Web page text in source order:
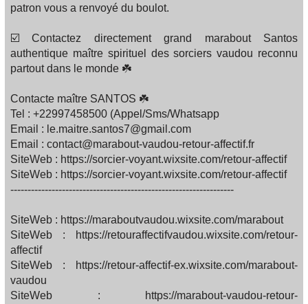
patron vous a renvoyé du boulot.
☑️ Contactez directement grand marabout Santos
authentique maître spirituel des sorciers vaudou reconnu
partout dans le monde ☘️
Contacte maître SANTOS ☘️
Tel : +22997458500 (Appel/Sms/Whatsapp
Email : le.maitre.santos7@gmail.com
Email : contact@marabout-vaudou-retour-affectif.fr
SiteWeb : https://sorcier-voyant.wixsite.com/retour-affectif
SiteWeb : https://sorcier-voyant.wixsite.com/retour-affectif
-----------------------------------------------------------------
SiteWeb : https://maraboutvaudou.wixsite.com/marabout
SiteWeb : https://retouraffectifvaudou.wixsite.com/retour-
affectif
SiteWeb : https://retour-affectif-ex.wixsite.com/marabout-
vaudou
SiteWeb : https://marabout-vaudou-retour-